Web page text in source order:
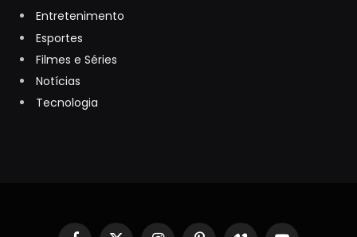
Entretenimento
Esportes
Filmes e Séries
Notícias
Tecnologia